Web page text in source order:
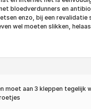
bloedverdunners en
enzo, bij een
wel moeten slikken,
aan 3 kleppen tegelijk